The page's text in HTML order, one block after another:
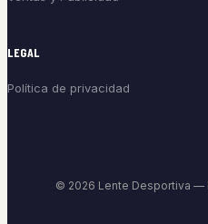
LEGAL
Política de privacidad
© 2026 Lente Desportiva —